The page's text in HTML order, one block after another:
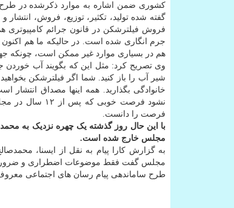
کشوری ضمن اشاره به موارد ذکرشده در
گفته شده تولید، تکثیر، توزیع، فروش،
فروش فیلترشکن در قانون جرائم کامپیوتری
جرم انگاری شده است. در حالیکه ما هم اکنون
هم در بسیاری موارد غیر ممکن است، چونکه
وی تصریح کرد: مثل این که بگویند آب
شیر آب را باز کنید. شما اگر فیلترشکن
خانوادگی بگذارید. همه اینها مصداق
نشود فرصت
فرصت را دانست.
با این حال روز گذشته یک چهره نزدیک به
مجلس خارج شده است.
مجلس گفت فقط موضوعات اضطراری و ضروری
‏طرح ساماندهی پیام رسان های اجتماعی⁩ معروف به صیانت از حقوق